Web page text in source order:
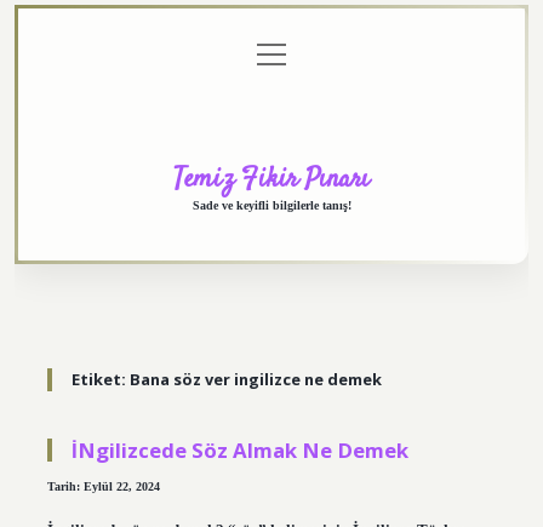
menüyü
aç
Temiz Fikir Pınarı
Sade ve keyifli bilgilerle tanış!
Etiket: Bana söz ver ingilizce ne demek
İNgilizcede Söz Almak Ne Demek
Tarih: Eylül 22, 2024